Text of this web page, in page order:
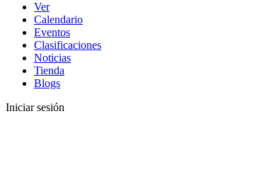
Ver
Calendario
Eventos
Clasificaciones
Noticias
Tienda
Blogs
Iniciar sesión